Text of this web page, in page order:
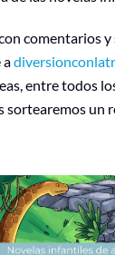
comentarios y
a
entre todos
sortearemos un